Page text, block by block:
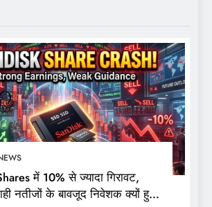
में 10% से ज्यादा गिरावट,
नतीजों के बावजूद निवेशक क्यों हुए